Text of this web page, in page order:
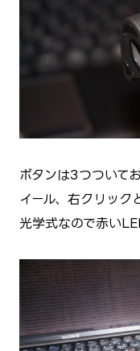
ボタンは3つついて
イール、右クリック
光学式なので赤い